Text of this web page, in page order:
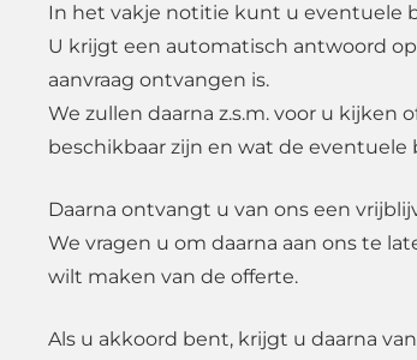
In het vakje notitie kunt u eventuele
U krijgt een automatisch antwoord
aanvraag ontvangen is.
We zullen daarna z.s.m. voor u
beschikbaar zijn en wat de eventuele
Daarna ontvangt u van ons een
We vragen u om daarna aan ons te
wilt maken van de offerte.
Als u akkoord bent, krijgt u daarna